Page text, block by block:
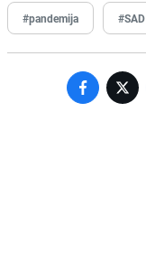
#pandemija #SAD